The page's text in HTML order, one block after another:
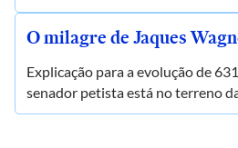
O milagre de Jaques
Explicação para a evolução de
senador petista está no terreno